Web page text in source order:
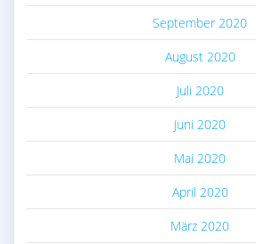
September 2020
August 2020
Juli 2020
Juni 2020
Mai 2020
April 2020
März 2020